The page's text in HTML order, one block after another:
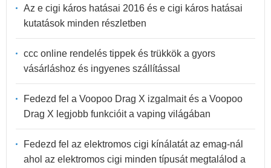
Az e cigi káros hatásai 2016 és e cigi káros hatásai
kutatások minden részletben
ccc online rendelés tippek és trükkök a gyors
vásárláshoz és ingyenes szállítással
Fedezd fel a Voopoo Drag X izgalmait és a Voopoo
Drag X legjobb funkcióit a vaping világában
Fedezd fel az elektromos cigi kínálatát az emag-nál
ahol az elektromos cigi minden típusát megtalálod a